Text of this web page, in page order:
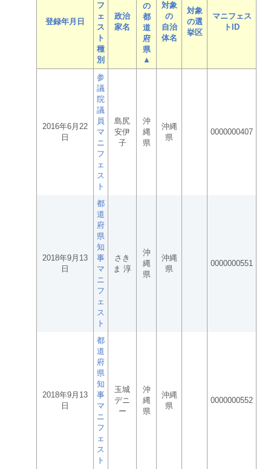
登録年月日
フ
ェ
ス
ト
種
別
政治
家名
の
都
道
府
県
▲
対象
の
自治
体名
対象
の選
挙区
マニフェス
トID
2016年6月22
日
参
議
院
議
員
マ
ニ
フ
ェ
ス
ト
島尻
安伊
子
沖
縄
県
沖縄
県
0000000407
2018年9月13
日
都
道
府
県
知
事
マ
ニ
フ
ェ
ス
ト
さき
ま 淳
沖
縄
県
沖縄
県
0000000551
2018年9月13
日
都
道
府
県
知
事
マ
ニ
フ
ェ
ス
ト
玉城
デニ
ー
沖
縄
県
沖縄
県
0000000552